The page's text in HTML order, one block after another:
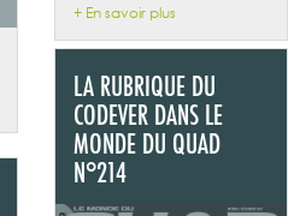
+ En savoir plus
LA RUBRIQUE DU
CODEVER DANS LE
MONDE DU QUAD
N°214